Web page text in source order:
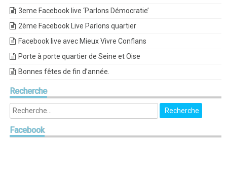
3eme Facebook live ‘Parlons Démocratie’
2ème Facebook Live Parlons quartier
Facebook live avec Mieux Vivre Conflans
Porte à porte quartier de Seine et Oise
Bonnes fêtes de fin d’année.
Recherche
Facebook